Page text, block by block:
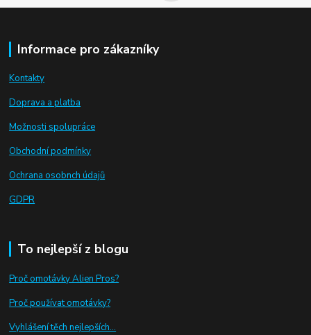
Informace pro zákazníky
Kontakty
Doprava a platba
Možnosti spolupráce
Obchodní podmínky
Ochrana osobnch údajů
GDPR
To nejlepší z blogu
Proč omotávky Alien Pros?
Proč používat omotávky?
Vyhlášení těch nejlepších...